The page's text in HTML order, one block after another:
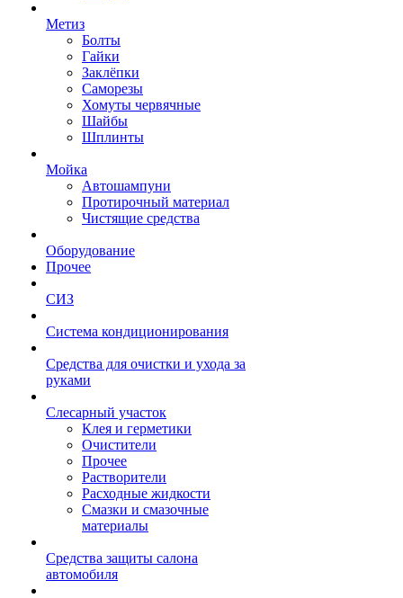
Метиз
Болты
Гайки
Заклёпки
Саморезы
Хомуты червячные
Шайбы
Шплинты
Мойка
Автошампуни
Протирочный материал
Чистящие средства
Оборудование
Прочее
СИЗ
Система кондиционирования
Средства для очистки и ухода за
руками
Слесарный участок
Клея и герметики
Очистители
Прочее
Растворители
Расходные жидкости
Смазки и смазочные
материалы
Средства защиты салона
автомобиля